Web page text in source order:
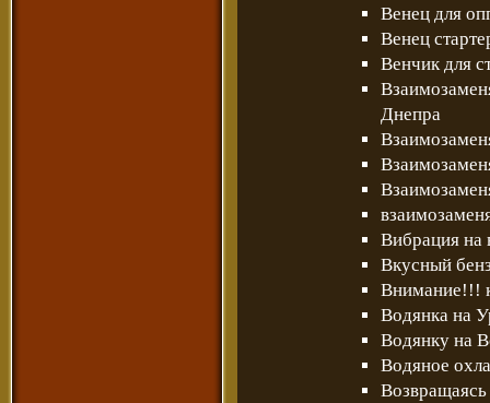
Венец для
Венец
Венчик для
Днепра
Вибрация на
Вкусный
Внимание!!!
Водянка на
Водянку на
Водяное